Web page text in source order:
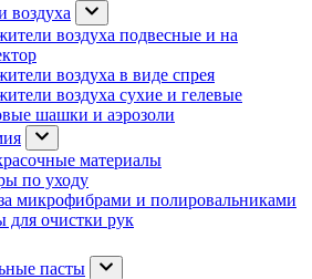
воздуха
воздуха подвесные и на
воздуха в виде спрея
воздуха сухие и гелевые
шашки и аэрозоли
материалы
по уходу
микрофибрами и полировальниками
для очистки рук
пасты